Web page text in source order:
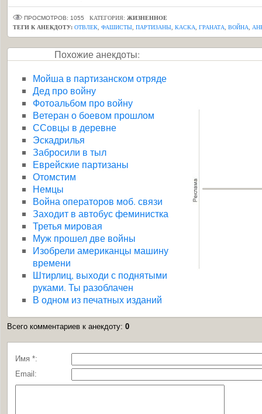
ПРОСМОТРОВ: 1055 КАТЕГОРИЯ: ЖИЗНЕННОЕ
ТЕГИ К АНЕКДОТУ: ОТВЛЕК ФАШИСТЫ ПАРТИЗАНЫ КАСКА ГРАНАТА ВОЙНА
Похожие анекдоты:
Мойша в партизанском отряде
Дед про войну
Фотоальбом про войну
Ветеран о боевом прошлом
ССовцы в деревне
Эскадрилья
Забросили в тыл
Еврейские партизаны
Отомстим
Немцы
Война операторов моб. связи
Заходит в автобус феминистка
Третья мировая
Муж прошел две войны
Изобрели американцы машину
времени
Штирлиц, выходи с поднятыми
руками. Ты разоблачен
В одном из печатных изданий
Всего комментариев к анекдоту: 0
Имя *:
Email: